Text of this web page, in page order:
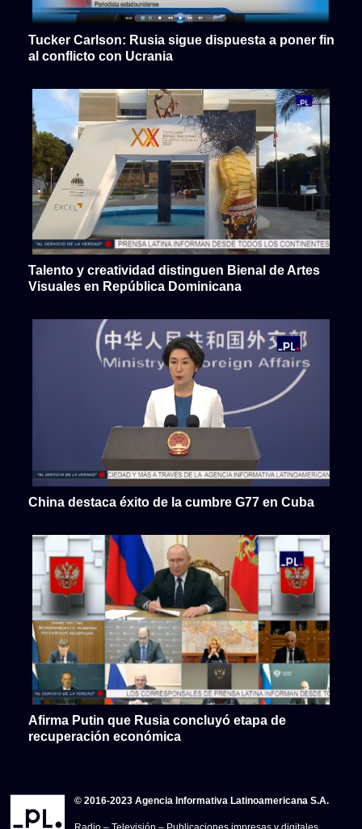
Tucker Carlson: Rusia sigue dispuesta a poner fin
al conflicto con Ucrania
Talento y creatividad distinguen Bienal de Artes
Visuales en República Dominicana
China destaca éxito de la cumbre G77 en Cuba
Afirma Putin que Rusia concluyó etapa de
recuperación económica
© 2016-2023 Agencia Informativa Latinoamericana S.A.